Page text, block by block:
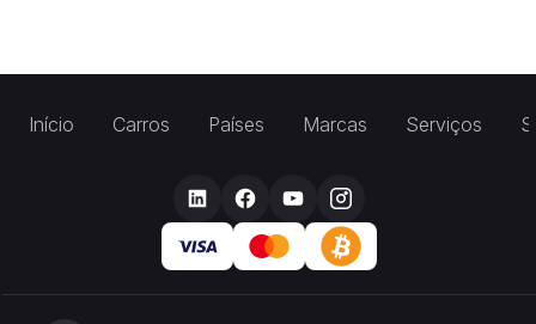
Início Carros Países Marcas Serviços